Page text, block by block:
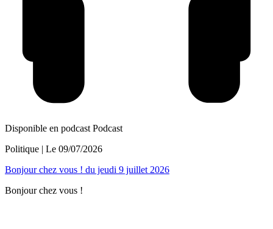
Disponible en podcast Podcast
Politique | Le 09/07/2026
Bonjour chez vous ! du jeudi 9 juillet 2026
Bonjour chez vous !